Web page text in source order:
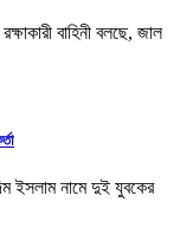
বাহিনী বলছে, জাল
ইসলাম নামে দুই যুবকের